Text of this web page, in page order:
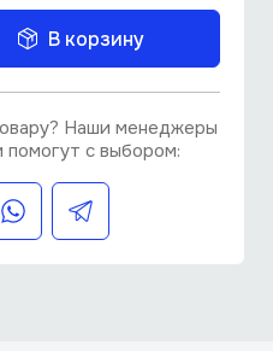
В корзину
Наши менеджеры
помогут с выбором: